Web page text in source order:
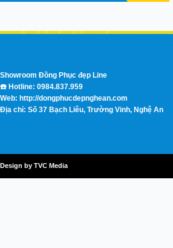
Showroom Đồng Phục đẹp Line
☎️ Hotline: 0984.837.959
Web: http://dongphucdepnghean.com
Địa chỉ: Số 37 Bạch Liêu, Trường Vinh, Nghệ An
Design by TVC Media